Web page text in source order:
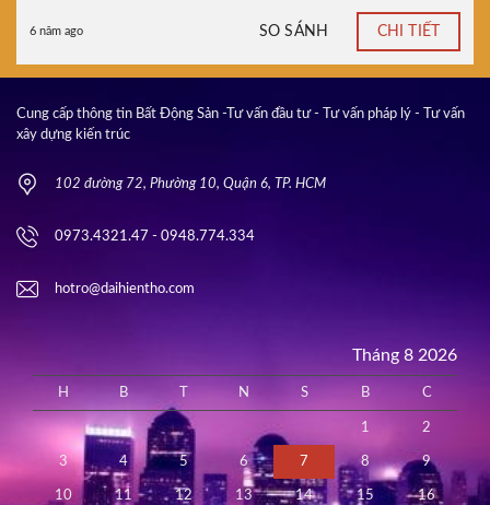
6 năm ago SO SÁNH CHI TIẾT
Cung cấp thông tin Bất Động Sản -Tư vấn đầu tư - Tư vấn pháp lý - Tư vấn
xây dựng kiến trúc
102 đường 72, Phường 10, Quận 6, TP. HCM
0973.4321.47 - 0948.774.334
hotro@daihientho.com
Tháng 8 2026
H B N S B C
1 2
3 4 5 6 7 8 9
10 11 12 13 14 15 16